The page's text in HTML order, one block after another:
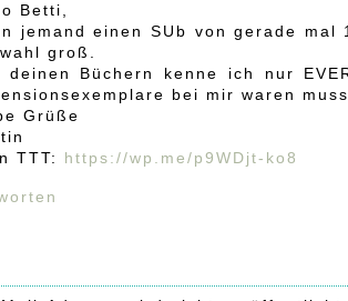
Betti,
jemand einen SUb von gerade
groß.
deinen Büchern kenne ich nur
bei mir waren
Grüße
TTT: https://wp.me/p9WDjt-ko8